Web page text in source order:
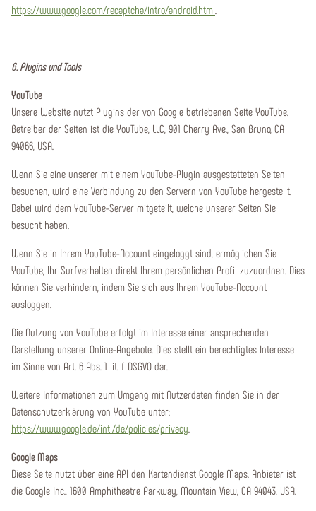
https://www.google.com/recaptcha/intro/android.html
6. Plugins und Tools
YouTube
Unsere Website nutzt Plugins der von Google betriebenen Seite YouTube.
Betreiber der Seiten ist die YouTube, LLC, 901 Cherry Ave., San Bruno, CA
94066, USA.
Wenn Sie eine unserer mit einem YouTube-Plugin ausgestatteten Seiten
besuchen, wird eine Verbindung zu den Servern von YouTube hergestellt.
Dabei wird dem YouTube-Server mitgeteilt, welche unserer Seiten Sie
besucht haben.
Wenn Sie in Ihrem YouTube-Account eingeloggt sind, ermöglichen Sie
YouTube, Ihr Surfverhalten direkt Ihrem persönlichen Profil zuzuordnen. Dies
können Sie verhindern, indem Sie sich aus Ihrem YouTube-Account
ausloggen.
Die Nutzung von YouTube erfolgt im Interesse einer ansprechenden
Darstellung unserer Online-Angebote. Dies stellt ein berechtigtes Interesse
im Sinne von Art. 6 Abs. 1 lit. f DSGVO dar.
Weitere Informationen zum Umgang mit Nutzerdaten finden Sie in der
Datenschutzerklärung von YouTube unter:
https://www.google.de/intl/de/policies/privacy
Google Maps
Diese Seite nutzt über eine API den Kartendienst Google Maps. Anbieter ist
die Google Inc., 1600 Amphitheatre Parkway, Mountain View, CA 94043, USA.